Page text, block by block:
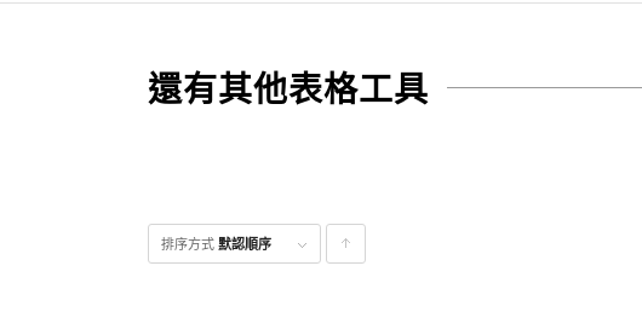
還有其他表格工具
排序方式 默認順序